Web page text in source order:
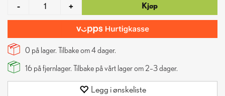
- + Kjøp
0 på lager. Tilbake om4dager.
16 på fjernlager. Tilbake på vårt lager om 2–3 dager.
Legg i ønskeliste